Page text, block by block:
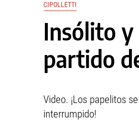
CIPOLLETTI
Insólito y
partido
Video. ¡Los papelitos
interrumpido!